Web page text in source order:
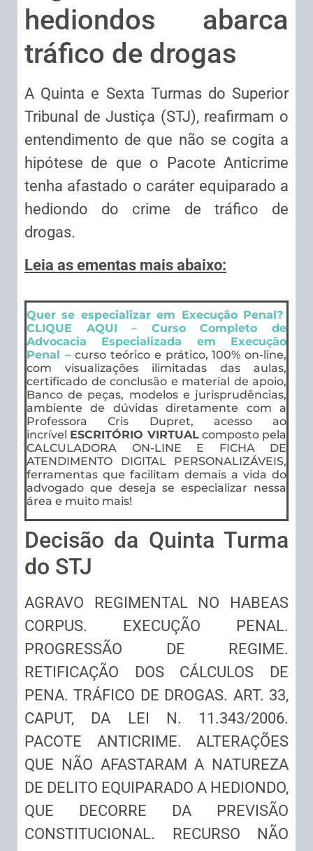
hediondos abarca
tráfico de drogas
A Quinta e Sexta Turmas do Superior
Tribunal de Justiça (STJ), reafirmam o
entendimento de que não se cogita a
hipótese de que o Pacote Anticrime
tenha afastado o caráter equiparado a
hediondo do crime de tráfico de
drogas.
Leia as ementas mais abaixo:
Quer se especializar em Execução Penal?
CLIQUE AQUI – Curso Completo de
Advocacia Especializada em Execução
Penal –curso teórico e prático, 100% on-line,
com visualizações ilimitadas das aulas,
certificado de conclusão e material de apoio,
Banco de peças, modelos e jurisprudências,
ambiente de dúvidas diretamente com a
Professora Cris Dupret, acesso ao
incrível ESCRITÓRIO VIRTUALcomposto pela
CALCULADORA ON-LINE E FICHA DE
ATENDIMENTO DIGITAL PERSONALIZÁVEIS,
ferramentas que facilitam demais a vida do
advogado que deseja se especializar nessa
área e muito mais!
Decisão da Quinta Turma
do STJ
AGRAVO REGIMENTAL NO HABEAS
CORPUS. EXECUÇÃO PENAL.
PROGRESSÃO DE REGIME.
RETIFICAÇÃO DOS CÁLCULOS DE
PENA. TRÁFICO DE DROGAS. ART. 33,
CAPUT, DA LEI N. 11.343/2006.
PACOTE ANTICRIME. ALTERAÇÕES
QUE NÃO AFASTARAM A NATUREZA
DE DELITO EQUIPARADO A HEDIONDO,
QUE DECORRE DA PREVISÃO
CONSTITUCIONAL. RECURSO NÃO